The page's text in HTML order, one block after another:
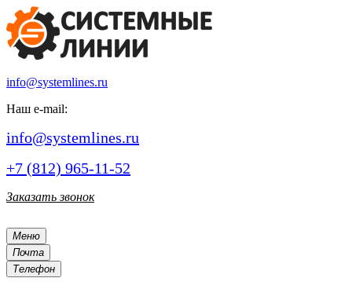
info@systemlines.ru
Наш e-mail:
info@systemlines.ru
+7 (812) 965-11-52
Заказать звонок
Меню
Почта
Телефон